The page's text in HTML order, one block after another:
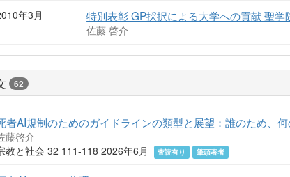
年3月 特別表彰 GP採択による大学への貢献 聖学
佐藤 啓介
62
者AI規制のためのガイドラインの類型と展望：誰のため、
藤啓介
教と社会 32 111-118 2026年6月
査読有り 筆頭著者